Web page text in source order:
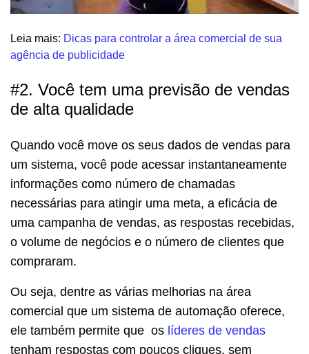
Leia mais: Dicas para controlar a área comercial de sua
agência de publicidade
#2. Você tem uma previsão de vendas
de alta qualidade
Quando você move os seus dados de vendas para
um sistema, você pode acessar instantaneamente
informações como número de chamadas
necessárias para atingir uma meta, a eficácia de
uma campanha de vendas, as respostas recebidas,
o volume de negócios e o número de clientes que
compraram.
Ou seja, dentre as várias melhorias na área
comercial que um sistema de automação oferece,
ele também permite que os líderes de vendas
tenham respostas com poucos cliques, sem